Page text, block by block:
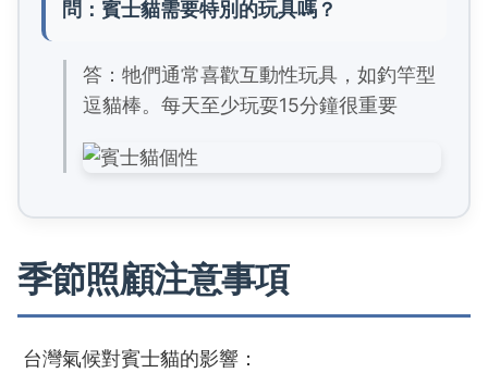
問：賓士貓需要特別的玩具嗎？
答：牠們通常喜歡互動性玩具，如釣竿型
逗貓棒。每天至少玩耍15分鐘很重要
季節照顧注意事項
台灣氣候對賓士貓的影響：